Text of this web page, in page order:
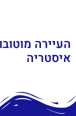
איסטריה